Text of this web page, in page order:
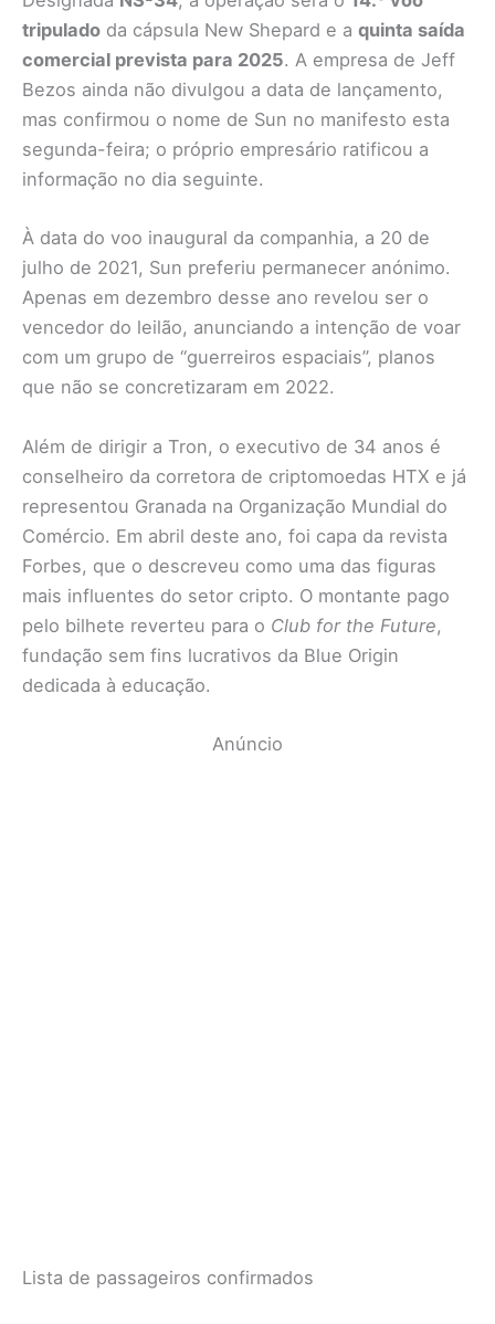
tripulado da cápsula New Shepard e a quinta saída
comercial prevista para 2025. A empresa de Jeff
Bezos ainda não divulgou a data de lançamento,
mas confirmou o nome de Sun no manifesto esta
segunda-feira; o próprio empresário ratificou a
informação no dia seguinte.
À data do voo inaugural da companhia, a 20 de
julho de 2021, Sun preferiu permanecer anónimo.
Apenas em dezembro desse ano revelou ser o
vencedor do leilão, anunciando a intenção de voar
com um grupo de “guerreiros espaciais”, planos
que não se concretizaram em 2022.
Além de dirigir a Tron, o executivo de 34 anos é
conselheiro da corretora de criptomoedas HTX e já
representou Granada na Organização Mundial do
Comércio. Em abril deste ano, foi capa da revista
Forbes, que o descreveu como uma das figuras
mais influentes do setor cripto. O montante pago
pelo bilhete reverteu para o Club for the Future,
fundação sem fins lucrativos da Blue Origin
dedicada à educação.
Anúncio
Lista de passageiros confirmados